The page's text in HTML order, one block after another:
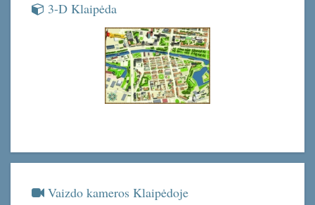
3-D Klaipėda
Vaizdo kameros Klaipėdoje